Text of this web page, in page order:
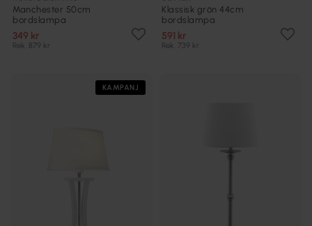
Manchester 50cm
bordslampa
349 kr
Rek. 879 kr
Klassisk grön 44cm
bordslampa
591 kr
Rek. 739 kr
KAMPANJ